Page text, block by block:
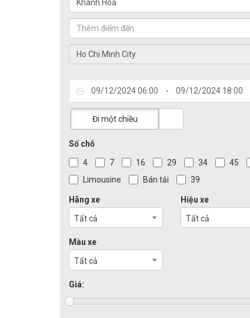
-
Đi một chiều
Số chỗ
4
7 16 29 34 45
Limousine
Bán tải 39
Hãng xe
Tất cả
Hiệu xe
Tất cả
Màu xe
Tất cả
Giá: